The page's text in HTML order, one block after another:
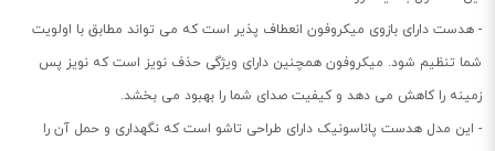
- هدست دارای بازوی میکروفون انعطاف پذیر است که می تواند مطابق با اولویت
شما تنظیم شود. میکروفون همچنین دارای ویژگی حذف نویز است که نویز پس
زمینه را کاهش می دهد و کیفیت صدای شما را بهبود می بخشد.
- این مدل هدست پاناسونیک دارای طراحی تاشو است که نگهداری و حمل آن را